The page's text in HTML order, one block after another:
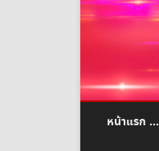
หน้าแรก …